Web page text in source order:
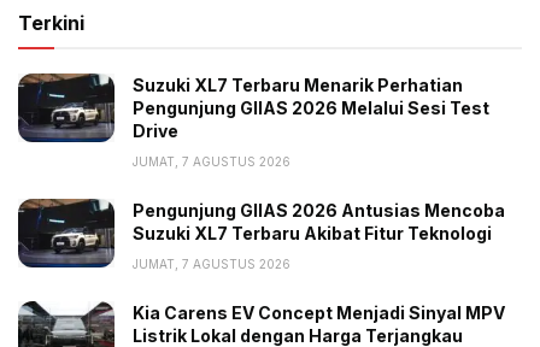
Range dan Long Range masing-masing Rp 238 juta
dan Rp 295 juta.
Tags: Alasan Baterai LFP
Harga Murah
Mobil Listrik Cina
Terkini
Suzuki XL7 Terbaru Menarik Perhatian
Pengunjung GIIAS 2026 Melalui Sesi Test
Drive
JUMAT, 7 AGUSTUS 2026
Pengunjung GIIAS 2026 Antusias Mencoba
Suzuki XL7 Terbaru Akibat Fitur Teknologi
JUMAT, 7 AGUSTUS 2026
Kia Carens EV Concept Menjadi Sinyal MPV
Listrik Lokal dengan Harga Terjangkau